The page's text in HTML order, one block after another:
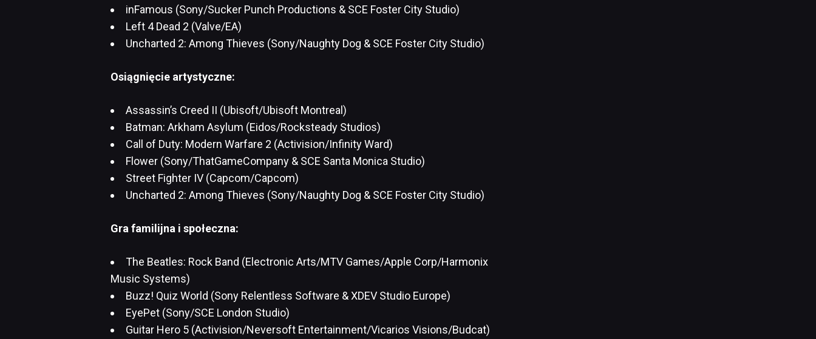
inFamous (Sony/Sucker Punch Productions & SCE Foster City Studio)
Left 4 Dead 2 (Valve/EA)
Uncharted 2: Among Thieves (Sony/Naughty Dog & SCE Foster City Studio)
Osiągnięcie artystyczne:
Assassin’s Creed II (Ubisoft/Ubisoft Montreal)
Batman: Arkham Asylum (Eidos/Rocksteady Studios)
Call of Duty: Modern Warfare 2 (Activision/Infinity Ward)
Flower (Sony/ThatGameCompany & SCE Santa Monica Studio)
Street Fighter IV (Capcom/Capcom)
Uncharted 2: Among Thieves (Sony/Naughty Dog & SCE Foster City Studio)
Gra familijna i społeczna:
The Beatles: Rock Band (Electronic Arts/MTV Games/Apple Corp/Harmonix
Music Systems)
Buzz! Quiz World (Sony Relentless Software & XDEV Studio Europe)
EyePet (Sony/SCE London Studio)
Guitar Hero 5 (Activision/Neversoft Entertainment/Vicarios Visions/Budcat)